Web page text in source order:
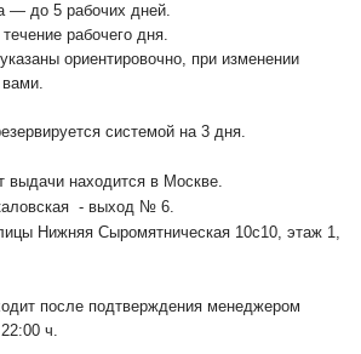
— до 5 рабочих дней.
рабочего дня.
ориентировочно, при изменении
системой на 3 дня.
выдачи находится в Москве.
- выход № 6.
Нижняя Сыромятническая 10с10, этаж 1,
после подтверждения менеджером
ч.